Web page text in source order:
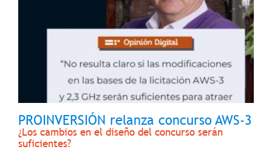
PROINVERSIÓN relanza concurso AWS-3
¿Los cambios en el diseño del concurso serán
suficientes?